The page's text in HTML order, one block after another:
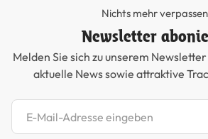
Nichts mehr
Newsletter
Melden Sie sich zu unserem
aktuelle News sowie attraktive
Newsletter abonnieren